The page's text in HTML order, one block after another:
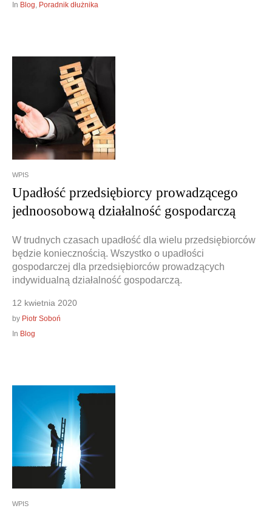
In Blog, Poradnik dłużnika
WPIS
Upadłość przedsiębiorcy prowadzącego
jednoosobową działalność gospodarczą
W trudnych czasach upadłość dla wielu przedsiębiorców
będzie koniecznością. Wszystko o upadłości
gospodarczej dla przedsiębiorców prowadzących
indywidualną działalność gospodarczą.
12 kwietnia 2020
by Piotr Soboń
In Blog
WPIS